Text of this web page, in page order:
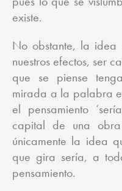
existe.
No obstante, la
nuestros efectos, ser
que se piense
mirada a la palabra
el pensamiento
capital de una obra
únicamente la idea
que gira sería, a
pensamiento.